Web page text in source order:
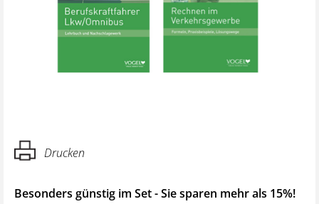
Drucken
Besonders günstig im Set - Sie sparen mehr als 15%!